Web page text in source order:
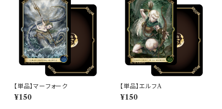
【単品】マーフォーク
¥150
【単品】エルフA
¥150